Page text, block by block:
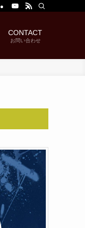
CONTACT
お問い合わせ